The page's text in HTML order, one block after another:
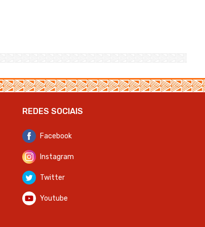
REDES SOCIAIS
Facebook
Instagram
Twitter
Youtube